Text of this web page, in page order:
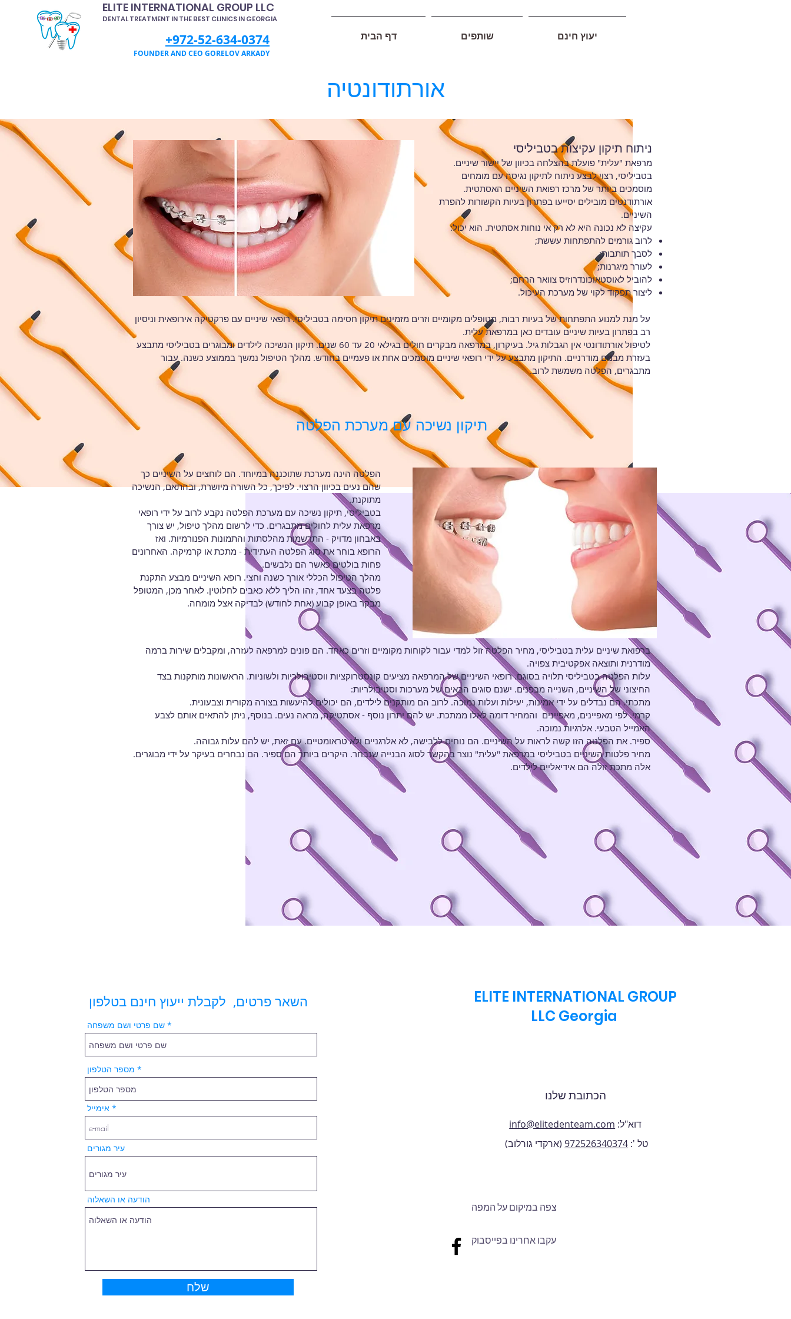
ELITE INTERNATIONAL GROUP LLC
DENTAL TREATMENT IN THE BEST CLINICS IN GEORGIA
+972-52-634-0374
FOUNDER AND CEO GORELOV ARKADY
דף הבית שותפים יעוץ חינם
אורתודונטיה
ניתוח תיקון עקיצות בטביליסי
מרפאת "עלית" פועלת בהצלחה בכיוון של יישור שיניים.
בטביליסי, רצוי לבצע ניתוח לתיקון נגיסה עם מומחים
מוסמכים ביותר של מרכז רפואת השיניים האסתטית.
אורתודנטים מובילים יסייעו בפתרון בעיות הקשורות להפרת
השיניים.
עקיצה לא נכונה היא לא רק אי נוחות אסתטית. הוא יכול:
לרוב גורמים להתפתחות עששת;
לסבך תותבות;
לעורר מיגרנות;
להוביל לאוסטאוכונדרוזיס צוואר הרחם;
ליצור תפקוד לקוי של מערכת העיכול.
על מנת למנוע התפתחות של בעיות רבות, מטופלים מקומיים וזרים מזמינים תיקון חסימה בטביליסי. רופאי שיניים עם פרקטיקה אירופאית וניסיון
רב בפתרון בעיות שיניים עובדים כאן במרפאת עלית.
לטיפול אורתודונטי אין הגבלות גיל. בעיקרון, במרפאה מבקרים חולים בגילאי 20 עד 60 שנים. תיקון הנשיכה לילדים ומבוגרים בטביליסי מתבצע
בעזרת מבנים מודרניים. התיקון מתבצע על ידי רופאי שיניים מוסמכים אחת או פעמיים בחודש. מהלך הטיפול נמשך בממוצע כשנה. עבור
מתבגרים, הפלטה משמשת לרוב.
תיקון נשיכה עם מערכת הפלטה
הפלטה הינה מערכת שתוכננה במיוחד. הם לוחצים על השיניים כך
שהם נעים בכיוון הרצוי. לפיכך, כל השורה מיושרת, ובהתאם, הנשיכה
מתוקנת.
בטביליסי, תיקון נשיכה עם מערכת הפלטה נקבע לרוב על ידי רופאי
מרפאת עלית לחולים מתבגרים. כדי לרשום מהלך טיפול, יש צורך
באבחון מדויק - התרשמות מהלסתות והתמונות הפנורמיות. ואז
הרופא בוחר את סוג הפלטה העתידית - מתכת או קרמיקה. האחרונים
פחות בולטים כאשר הם נלבשים.
מהלך הטיפול הכללי אורך כשנה וחצי. רופא השיניים מבצע התקנת
פלטה בצעד אחד, זהו הליך ללא כאבים לחלוטין. לאחר מכן, המטופל
מבקר באופן קבוע (אחת לחודש) לבדיקה אצל מומחה.
ברפואת שיניים עלית בטביליסי, מחיר הפלטה זול למדי עבור לקוחות מקומיים וזרים כאחד. הם פונים למרפאה לעזרה, ומקבלים שירות ברמה
מודרנית ותוצאה אפקטיבית צפויה.
עלות הפלטה בטביליסי תלויה בסוגם. רופאי השיניים של המרפאה מציעים קונסטרוקציות ווסטיבולריות ולשוניות. הראשונות מותקנות בצד
החיצוני של השיניים, השנייה מבפנים. ישנם סוגים הבאים של מערכות וסטיבולריות:
מתכתי. הם נבדלים על ידי אמינות, יעילות ועלות נמוכה. לרוב הם מותקנים לילדים, הם יכולים להיעשות בצורה מקורית וצבעונית.
קרמי. לפי מאפיינים, מאפיינים והמחיר דומה לאלו ממתכת. יש להם יתרון נוסף - אסתטיקה, מראה נעים. בנוסף, ניתן להתאים אותם לצבע
האמייל הטבעי. אלרגיות נמוכה.
ספיר. את הפלטה הזו קשה לראות על השיניים. הם נוחים ללבישה, לא אלרגניים ולא טראומטיים. עם זאת, יש להם עלות גבוהה.
מחיר פלטות השיניים בטביליסי במרפאת "עלית" נוצר בהקשר לסוג הבנייה שנבחר. היקרים ביותר הם ספיר. הם נבחרים בעיקר על ידי מבוגרים.
אלה מתכת זולה הם אידיאליים לילדים.
השאר פרטים, לקבלת ייעוץ חינם בטלפון
שם פרטי ושם משפחה
מספר הטלפון
אימייל
עיר מגורים
הודעה או השאלוה
שלח
ELITE INTERNATIONAL GROUP
LLC Georgia
הכתובת שלנו
דוא"ל: info@elitedenteam.com
טל ': 972526340374(ארקדי גורלוב)
צפה במיקום על המפה
עקבו אחרינו בפייסבוק